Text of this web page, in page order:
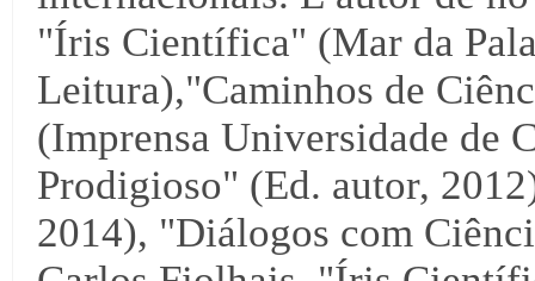
"Íris Científica" (Mar da
Leitura),"Caminhos de
(Imprensa Universidade de
Prodigioso" (Ed. autor,
2014), "Diálogos com